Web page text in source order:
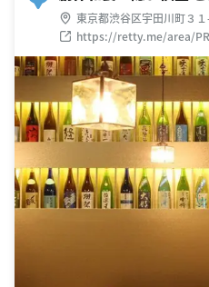
東京都渋谷区宇田川町３
https://retty.me/area/
5/